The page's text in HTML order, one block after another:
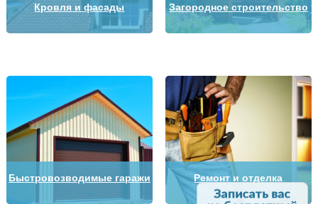
Кровля и фасады Загородное строительство
Быстровозводимые гаражи Ремонт и отделка